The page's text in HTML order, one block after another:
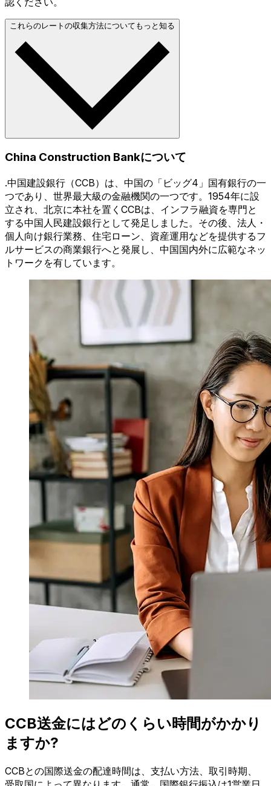
これらのレートの収集方法についてもっと知る
China Construction Bankについて
.中国建設銀行（CCB）は、中国の「ビッグ4」国有銀行の一
つであり、世界最大級の金融機関の一つです。1954年に設
立され、北京に本社を置くCCBは、インフラ融資を専門と
する中国人民建設銀行として発足しました。その後、法人・
個人向け銀行業務、住宅ローン、資産運用などを提供するフ
ルサービスの商業銀行へと発展し、中国国内外に広範なネッ
トワークを有しています。
CCB送金にはどのくらい時間がかかり
ますか?
CCBとの国際送金の配達時間は、支払い方法、取引時期、